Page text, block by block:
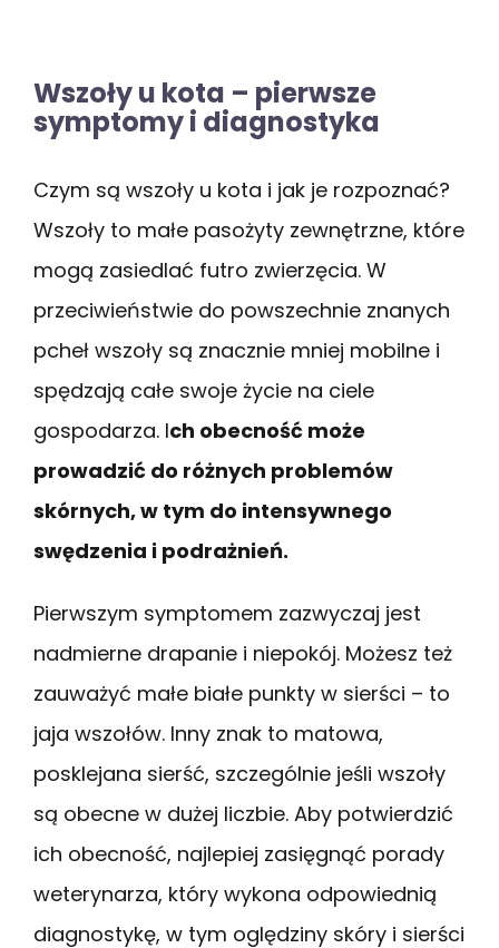
Wszoły u kota – pierwsze
symptomy i diagnostyka
Czym są wszoły u kota i jak je rozpoznać?
Wszoły to małe pasożyty zewnętrzne, które
mogą zasiedlać futro zwierzęcia. W
przeciwieństwie do powszechnie znanych
pcheł wszoły są znacznie mniej mobilne i
spędzają całe swoje życie na ciele
gospodarza. Ich obecność może
prowadzić do różnych problemów
skórnych, w tym do intensywnego
swędzenia i podrażnień.
Pierwszym symptomem zazwyczaj jest
nadmierne drapanie i niepokój. Możesz też
zauważyć małe białe punkty w sierści – to
jaja wszołów. Inny znak to matowa,
posklejana sierść, szczególnie jeśli wszoły
są obecne w dużej liczbie. Aby potwierdzić
ich obecność, najlepiej zasięgnąć porady
weterynarza, który wykona odpowiednią
diagnostykę, w tym oględziny skóry i sierści